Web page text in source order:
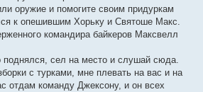
оружие и помогите своим придуркам
к опешившим Хорьку и Святоше Макс.
командира байкеров Максвелл
сел на место и слушай сюда.
с турками, мне плевать на вас и на
отдам команду Джексону, и он всех